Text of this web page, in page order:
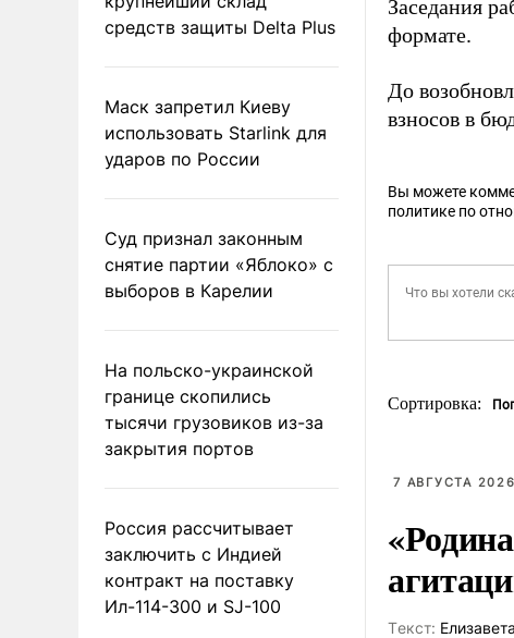
средств защиты Delta Plus
Маск запретил Киеву
использовать Starlink для
ударов по России
Суд признал законным
снятие партии «Яблоко» с
выборов в Карелии
На польско-украинской
границе скопились
тысячи грузовиков из-за
закрытия портов
Россия рассчитывает
заключить с Индией
контракт на поставку
Ил-114-300 и SJ-100
Заседания
формате.
До
взносов в
Вы можете
политике по
Сортировка:
7 АВГУСТА
Tекст: